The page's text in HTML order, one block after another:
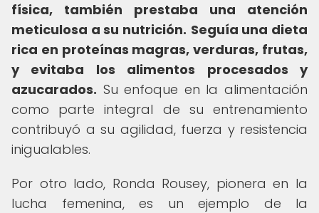
física, también prestaba una atención
meticulosa a su nutrición. Seguía una dieta
rica en proteínas magras, verduras, frutas,
y evitaba los alimentos procesados y
azucarados. Su enfoque en la alimentación
como parte integral de su entrenamiento
contribuyó a su agilidad, fuerza y resistencia
inigualables.
Por otro lado, Ronda Rousey, pionera en la
lucha femenina, es un ejemplo de la